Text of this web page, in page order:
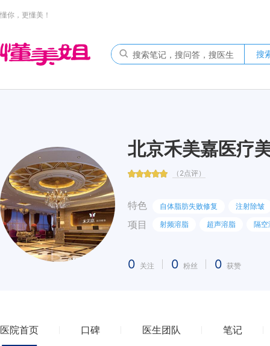
懂你，更懂美！
搜
北京禾美嘉医疗
（2点评）
特色
项目
自体脂肪失败修复
注射除皱
射频溶脂
超声溶脂 隔空
0 关注 0 粉丝 0 获赞
医院首页 口碑 医生团队 笔记